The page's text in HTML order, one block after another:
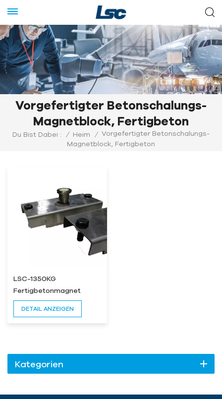
Vorgefertigter Betonschalungs-
Magnetblock, Fertigbeton
Du Bist Dabei : / Heim / Vorgefertigter Betonschalungs-
Magnetblock, Fertigbeton
LSC-1350KG
Fertigbetonmagnet
DETAIL ANZEIGEN
Kategorien